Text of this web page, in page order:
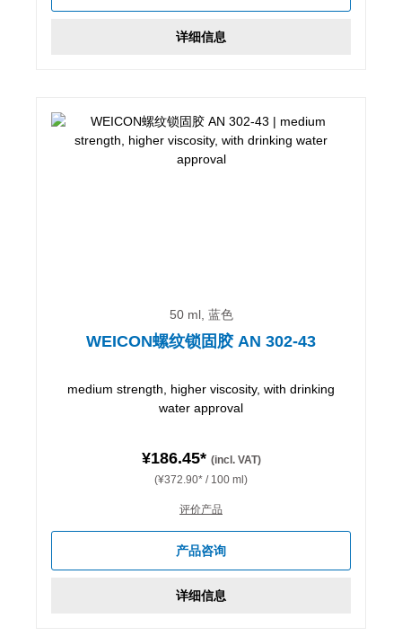
详细信息
50 ml, 蓝色
WEICON螺纹锁固胶 AN 302-43
medium strength, higher viscosity, with drinking
water approval
¥186.45* (incl. VAT)
(¥372.90* / 100 ml)
评价产品
产品咨询
详细信息